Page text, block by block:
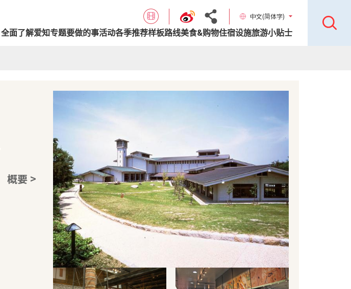
中文(简体字)
全面了解爱知专题要做的事活动各季推荐样板路线美食&购物住宿设施旅游小贴士
概要 >